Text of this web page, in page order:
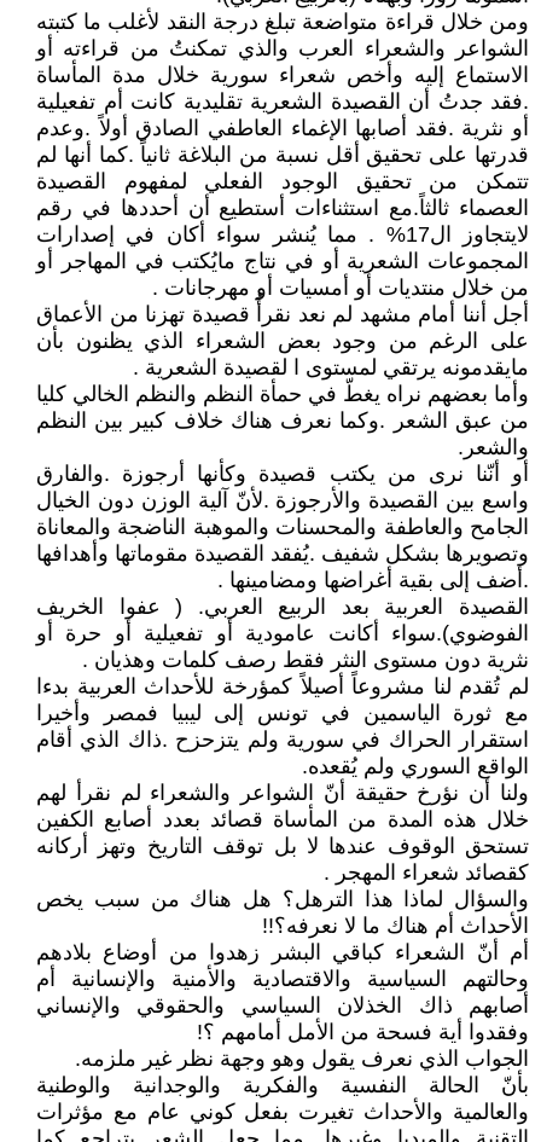
ومن خلال قراءة متواضعة تبلغ درجة النقد لأغلب ما كتبته
الشواعر والشعراء العرب والذي تمكنتُ من قراءته أو
الاستماع إليه وأخص شعراء سورية خلال مدة المأساة
.فقد جدتُ أن القصيدة الشعرية تقليدية كانت أم تفعيلية
أو نثرية .فقد أصابها الإغماء العاطفي الصادق أولاً .وعدم
قدرتها على تحقيق أقل نسبة من البلاغة ثانياً .كما أنها لم
تتمكن من تحقيق الوجود الفعلي لمفهوم القصيدة
العصماء ثالثاً.مع استثناءات أستطيع أن أحددها في رقم
لايتجاوز ال17% . مما يُنشر سواء أكان في إصدارات
المجموعات الشعرية أو في نتاج مايُكتب في المهاجر أو
من خلال منتديات أو أمسيات أو مهرجانات .
أجل أننا أمام مشهد لم نعد نقرأُ قصيدة تهزنا من الأعماق
على الرغم من وجود بعض الشعراء الذي يظنون بأن
مايقدمونه يرتقي لمستوى ا لقصيدة الشعرية .
وأما بعضهم نراه يغطّ في حمأة النظم والنظم الخالي كليا
من عبق الشعر .وكما نعرف هناك خلاف كبير بين النظم
والشعر.
أو أنّنا نرى من يكتب قصيدة وكأنها أرجوزة .والفارق
واسع بين القصيدة والأرجوزة .لأنّ آلية الوزن دون الخيال
الجامح والعاطفة والمحسنات والموهبة الناضجة والمعاناة
وتصويرها بشكل شفيف .يُفقد القصيدة مقوماتها وأهدافها
.أضف إلى بقية أغراضها ومضامينها .
القصيدة العربية بعد الربيع العربي. ( عفوا الخريف
الفوضوي).سواء أكانت عامودية أو تفعيلية أو حرة أو
نثرية دون مستوى النثر فقط رصف كلمات وهذيان .
لم تُقدم لنا مشروعاً أصيلاً كمؤرخة للأحداث العربية بدءا
مع ثورة الياسمين في تونس إلى ليبيا فمصر وأخيرا
استقرار الحراك في سورية ولم يتزحزح .ذاك الذي أقام
الواقع السوري ولم يُقعده.
ولنا أن نؤرخ حقيقة أنّ الشواعر والشعراء لم نقرأ لهم
خلال هذه المدة من المأساة قصائد بعدد أصابع الكفين
تستحق الوقوف عندها لا بل توقف التاريخ وتهز أركانه
كقصائد شعراء المهجر .
والسؤال لماذا هذا الترهل؟ هل هناك من سبب يخص
الأحداث أم هناك ما لا نعرفه؟!!
أم أنّ الشعراء كباقي البشر زهدوا من أوضاع بلادهم
وحالتهم السياسية والاقتصادية والأمنية والإنسانية أم
أصابهم ذاك الخذلان السياسي والحقوقي والإنساني
وفقدوا أية فسحة من الأمل أمامهم ؟!
الجواب الذي نعرف يقول وهو وجهة نظر غير ملزمه.
بأنّ الحالة النفسية والفكرية والوجدانية والوطنية
والعالمية والأحداث تغيرت بفعل كوني عام مع مؤثرات